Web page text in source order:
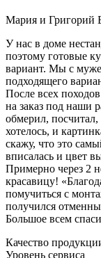
Мария и Григорий
У нас в доме
поэтому готовые
вариант. Мы с
подходящего
После всех
на заказ под наши
обмерил,
хотелось, и
скажу, что это
вписалась и цвет
Примерно через 2
красавицу!
помучиться с
получился
Большое всем
Качество
Уровень сервиса